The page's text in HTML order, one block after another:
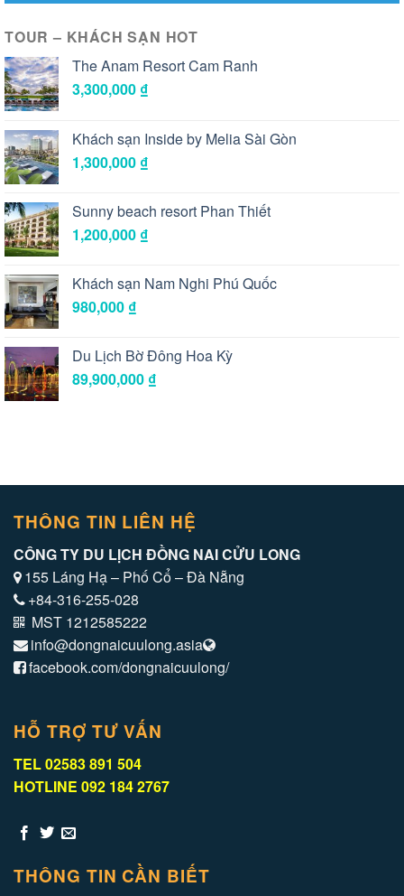
TOUR – KHÁCH SẠN HOT
The Anam Resort Cam Ranh
3,300,000 ₫
Khách sạn Inside by Melia Sài Gòn
1,300,000 ₫
Sunny beach resort Phan Thiết
1,200,000 ₫
Khách sạn Nam Nghi Phú Quốc
980,000 ₫
Du Lịch Bờ Đông Hoa Kỳ
89,900,000 ₫
THÔNG TIN LIÊN HỆ
CÔNG TY DU LỊCH ĐỒNG NAI CỬU LONG
155 Láng Hạ – Phố Cổ – Đà Nẵng
+84-316-255-028
MST 1212585222
info@dongnaicuulong.asia
facebook.com/dongnaicuulong/
HỖ TRỢ TƯ VẤN
TEL 02583 891 504
HOTLINE 092 184 2767
THÔNG TIN CẦN BIẾT